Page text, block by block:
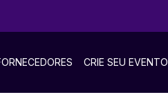
CRIE SEU EVENTO